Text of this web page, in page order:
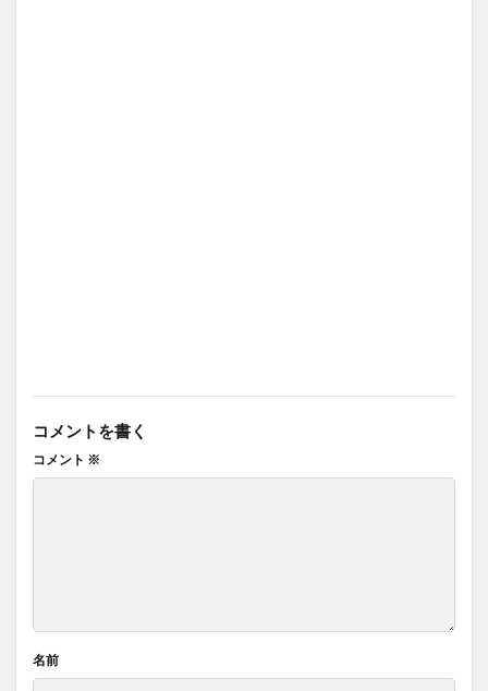
コメントを書く
コメント ※
名前